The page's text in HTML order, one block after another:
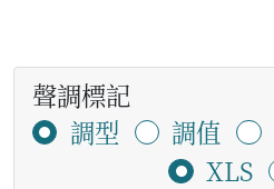
聲調標記
調型
調值
XLS